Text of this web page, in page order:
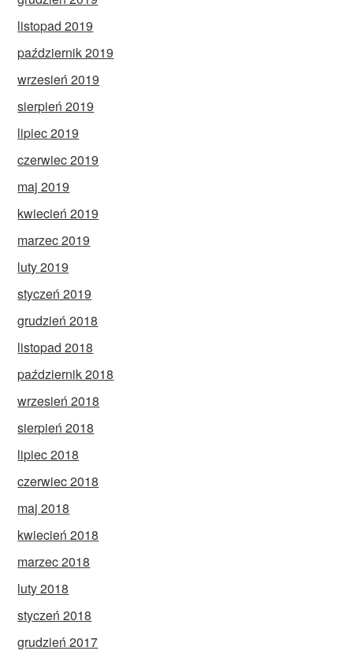
listopad 2019
październik 2019
wrzesień 2019
sierpień 2019
lipiec 2019
czerwiec 2019
maj 2019
kwiecień 2019
marzec 2019
luty 2019
styczeń 2019
grudzień 2018
listopad 2018
październik 2018
wrzesień 2018
sierpień 2018
lipiec 2018
czerwiec 2018
maj 2018
kwiecień 2018
marzec 2018
luty 2018
styczeń 2018
grudzień 2017